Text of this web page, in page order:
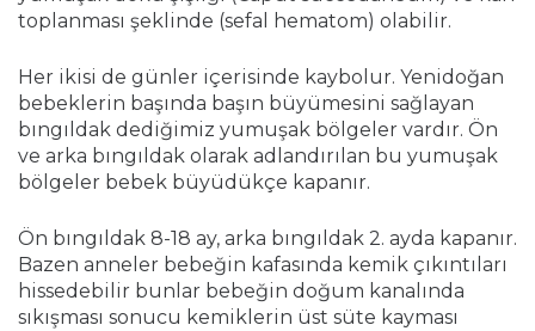
toplanması şeklinde (sefal hematom) olabilir.
Her ikisi de günler içerisinde kaybolur. Yenidoğan
bebeklerin başında başın büyümesini sağlayan
bıngıldak dediğimiz yumuşak bölgeler vardır. Ön
ve arka bıngıldak olarak adlandırılan bu yumuşak
bölgeler bebek büyüdükçe kapanır.
Ön bıngıldak 8-18 ay, arka bıngıldak 2. ayda kapanır.
Bazen anneler bebeğin kafasında kemik çıkıntıları
hissedebilir bunlar bebeğin doğum kanalında
sıkışması sonucu kemiklerin üst süte kayması